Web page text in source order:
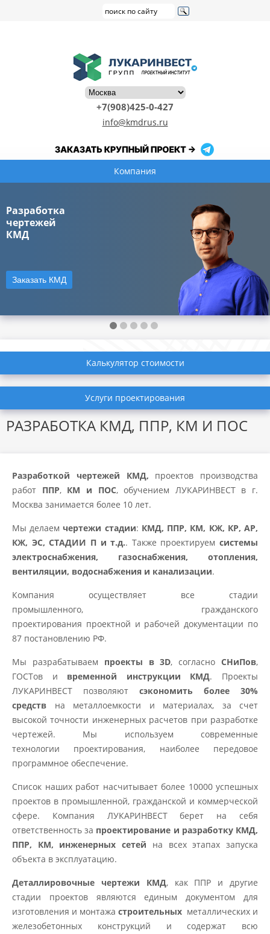
+7(908)425-0-427
info@kmdrus.ru
Компания
Разработка
чертежей
КМД
Заказать КМД
Калькулятор стоимости
Услуги проектирования
РАЗРАБОТКА КМД, ППР, КМ И ПОС
Разработкой чертежей КМД, проектов производства
работ ППР, КМ и ПОС, обучением ЛУКАРИНВЕСТ в г.
Москва занимается более 10 лет.
Мы делаемчертежи стадии: КМД, ППР, КМ, КЖ, КР, АР,
КЖ, ЭС, СТАДИИ П и т.д.. Также проектируем системы
электроснабжения, газоснабжения, отопления,
вентиляции, водоснабжения и канализации.
Компания осуществляет все стадии
промышленного, гражданского
проектирования проектной и рабочей документации по
87 постановлению РФ.
Мы разрабатываем проекты в 3D, согласноСНиПов,
ГОСТов и временной инструкции КМД. Проекты
ЛУКАРИНВЕСТ позволяют сэкономить более 30%
средств на металлоемкости и материалах, за счет
высокой точности инженерных расчетов при разработке
чертежей. Мы используем современные
технологии проектирования, наиболее передовое
программное обеспечение.
Список наших работ насчитывает более 10000 успешных
проектов в промышленной, гражданской и коммерческой
сфере. Компания ЛУКАРИНВЕСТ берет на себя
ответственность за проектирование и разработку КМД,
ППР, КМ, инженерных сетей на всех этапах запуска
объекта в эксплуатацию.
Деталлировочные чертежи КМД, как ППР и другие
стадии проектов являются единым документом для
изготовления и монтажа строительных металлических и
железобетонных конструкций и содержат всю